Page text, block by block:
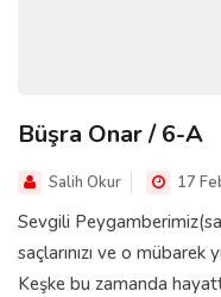
Büşra Onar / 6-A
Salih Okur 17
Sevgili
saçlarınızı ve o
Keşke bu zamanda